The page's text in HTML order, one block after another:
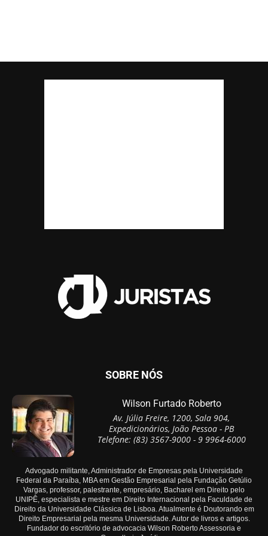
SOBRE NÓS
Wilson Furtado Roberto
Av. Júlia Freire, 1200, Sala 904,
Expedicionários, João Pessoa - PB
Telefone: (83) 3567-9000 - 9 9964-6000
Advogado militante, Administrador de Empresas pela Universidade
Federal da Paraíba, MBA em Gestão Empresarial pela Fundação Getúlio
Vargas, professor, palestrante, empresário, Bacharel em Direito pelo
UNIPÊ, especialista e mestre em Direito Internacional pela Faculdade de
Direito da Universidade Clássica de Lisboa. Atualmente é Doutorando em
Direito Empresarial pela mesma Universidade. Autor de livros e artigos.
Fundador do escritório de advocacia Wilson Roberto Assessoria e